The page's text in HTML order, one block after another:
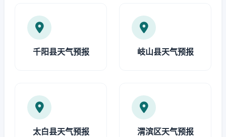
千阳县天气预报 岐山县天气预报
太白县天气预报 渭滨区天气预报